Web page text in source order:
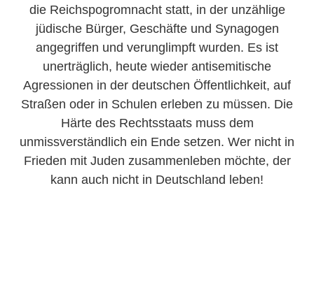
die Reichspogromnacht statt, in der unzählige
jüdische Bürger, Geschäfte und Synagogen
angegriffen und verunglimpft wurden. Es ist
unerträglich, heute wieder antisemitische
Agressionen in der deutschen Öffentlichkeit, auf
Straßen oder in Schulen erleben zu müssen. Die
Härte des Rechtsstaats muss dem
unmissverständlich ein Ende setzen. Wer nicht in
Frieden mit Juden zusammenleben möchte, der
kann auch nicht in Deutschland leben!